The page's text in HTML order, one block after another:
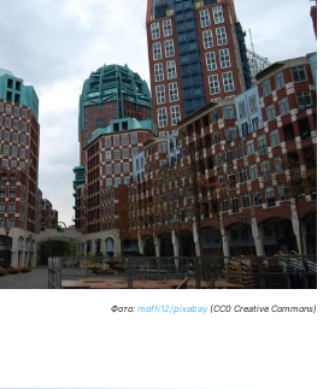
Фото: moffi12/pixabay (CC0 Creative Commons)